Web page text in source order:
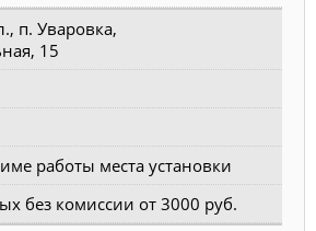
п. Уваровка,
15
работы места установки
без комиссии от 3000 руб.